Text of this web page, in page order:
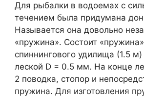
Для рыбалки в водоемах с
течением была придумана
Называется она довольно
«пружина». Состоит
спиннингового удилища (1.5
леской D = 0.5 мм. На конце
2 поводка, стопор и
пружина. Для изготовления